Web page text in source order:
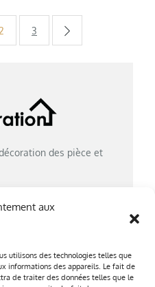
aux
utilisons des technologies telles que
informations des appareils. Le fait de
de traiter des données telles que le
3
des pièce et